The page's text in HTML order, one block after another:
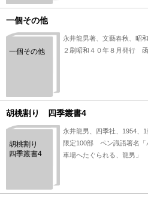
一個その他
一個その他
永井龍男著、文藝春秋、昭
２刷昭和４０年８月発行
胡桃割り 四季叢書4
胡桃割り
四季叢書4
永井龍男、四季社、1954、1
限定100部 ペン識語署名「
車場へたぐられる、龍男」